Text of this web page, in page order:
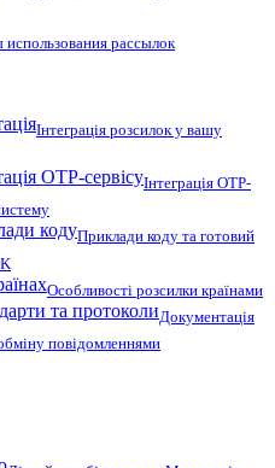
рассылок
Інтеграція розсилок у вашу
OTP-сервісуІнтеграція OTP-
кодуПриклади коду та готовий
Особливості розсилки країнами
та протоколиДокументація
повідомленнями